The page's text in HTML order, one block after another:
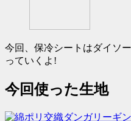
今回、保冷シートはダイソ
っていくよ!
今回使った生地